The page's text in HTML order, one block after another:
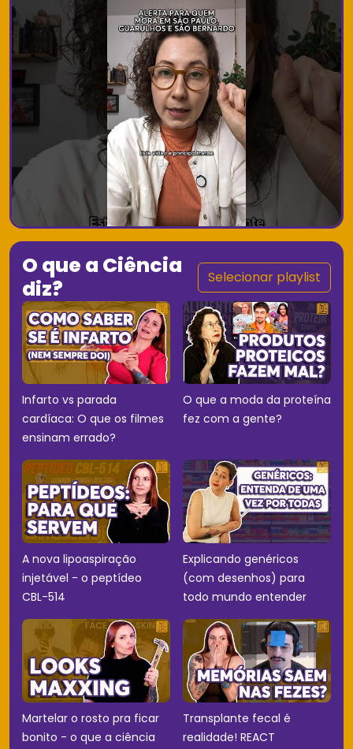
O que a Ciência
diz?
Selecionar playlist
Infarto vs parada
cardíaca: O que os filmes
ensinam errado?
O que a moda da proteína
fez com a gente?
A nova lipoaspiração
injetável - o peptídeo
CBL-514
Explicando genéricos
(com desenhos) para
todo mundo entender
Martelar o rosto pra ficar
bonito - o que a ciência
Transplante fecal é
realidade! REACT